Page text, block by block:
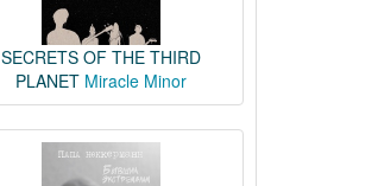
SECRETS OF THE THIRD
PLANET Miracle Minor